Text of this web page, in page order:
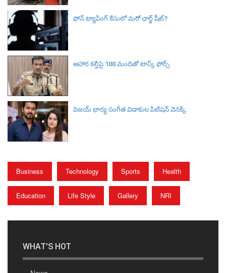
ఫోన్ ట్యాపింగ్‌ కేసులో మరో ఛార్జ్‌ షీట్‌?
ఆహార కల్తీపై 100 మందితో టాస్క్ ఫోర్స్
విజయ్ భార్య సంగీత విడాకుల పిటిషన్ వెనక్కి
Business Technology Sports Health
Education Life Style Gallery NRI
WHAT'S HOT